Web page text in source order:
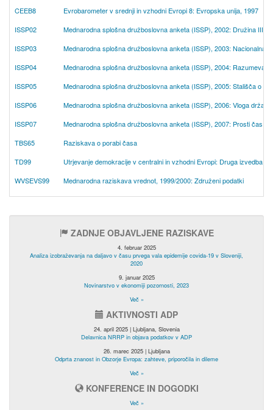
CEEB8
Evrobarometer v srednji in vzhodni Evropi 8: Evropska unija, 1997
ISSP02
Mednarodna splošna družboslovna anketa (ISSP), 2002: Družina III
ISSP03
Mednarodna splošna družboslovna anketa (ISSP), 2003: Nacionalna
ISSP04
Mednarodna splošna družboslovna anketa (ISSP), 2004:
ISSP05
Mednarodna splošna družboslovna anketa (ISSP), 2005: Stališča o
ISSP06
Mednarodna splošna družboslovna anketa (ISSP), 2006: Vloga
ISSP07
Mednarodna splošna družboslovna anketa (ISSP), 2007: Prosti čas in
TBS65
Raziskava o porabi časa
TD99
Utrjevanje demokracije v centralni in vzhodni Evropi: Druga izvedba
WVSEVS99
Mednarodna raziskava vrednot, 1999/2000: Združeni podatki
ZADNJE OBJAVLJENE RAZISKAVE
4. februar 2025
Analiza izobraževanja na daljavo v času prvega vala epidemije covida-19 v Sloveniji,
2020
9. januar 2025
Novinarstvo v ekonomiji pozornosti, 2023
Več »
AKTIVNOSTI ADP
24. april 2025 | Ljubljana, Slovenia
Delavnica NRRP in objava podatkov v ADP
26. marec 2025 | Ljubljana
Odprta znanost in Obzorje Evropa: zahteve, priporočila in dileme
Več »
KONFERENCE IN DOGODKI
Več »